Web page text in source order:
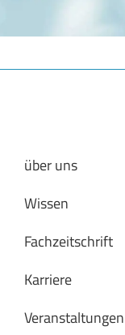
über uns
Wissen
Fachzeitschrift
Karriere
Veranstaltungen